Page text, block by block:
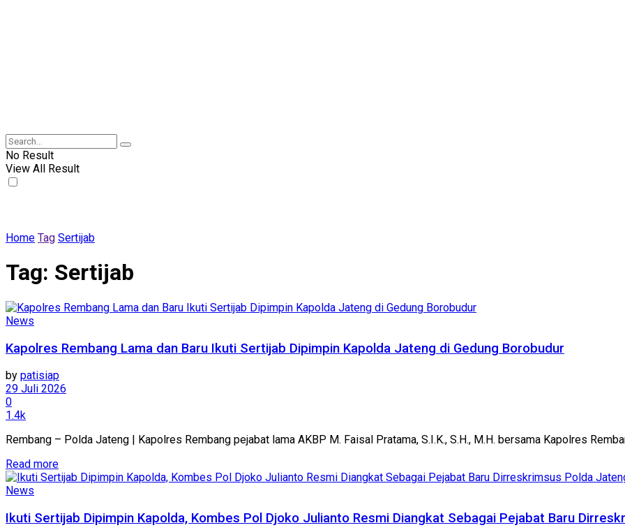
No Result
View All Result
Home Tag Sertijab
Tag: Sertijab
News
Kapolres Rembang Lama dan Baru Ikuti Sertijab Dipimpin Kapolda Jateng di Gedung Borobudur
by patisiap
29 Juli 2026
0
1.4k
Rembang – Polda Jateng | Kapolres Rembang pejabat lama AKBP M. Faisal Pratama, S.I.K., S.H., M.H. bersama Kapolres
Read moreDetails
News
Ikuti Sertijab Dipimpin Kapolda, Kombes Pol Djoko Julianto Resmi Diangkat Sebagai Pejabat Baru